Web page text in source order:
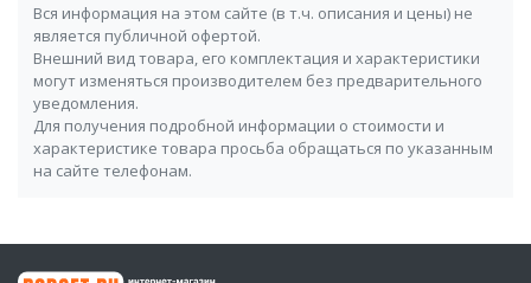
Вся информация на этом сайте (в т.ч. описания и цены) не
является публичной офертой.
Внешний вид товара, его комплектация и характеристики
могут изменяться производителем без предварительного
уведомления.
Для получения подробной информации о стоимости и
характеристике товара просьба обращаться по указанным
на сайте телефонам.